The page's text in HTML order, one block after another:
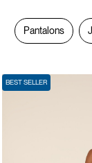
Pantalons
BEST SELLER